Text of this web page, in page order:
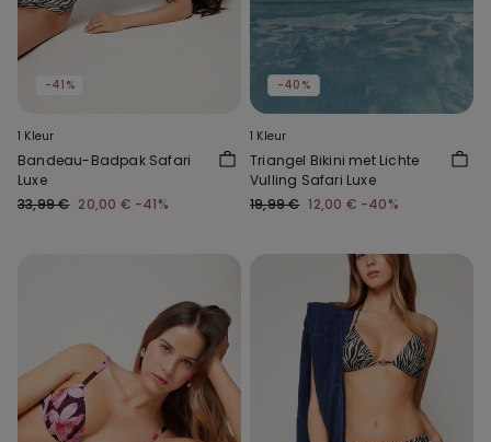
-41%
1 Kleur
Bandeau-Badpak Safari
Luxe
33,99 € 20,00 € -41%
-40%
1 Kleur
Triangel Bikini met Lichte
Vulling Safari Luxe
19,99 € 12,00 € -40%